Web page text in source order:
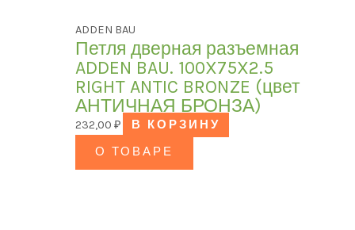
ADDEN BAU
Петля дверная разъемная
ADDEN BAU. 100X75X2.5
RIGHT ANTIC BRONZE (цвет
АНТИЧНАЯ БРОНЗА)
232,00₽
В КОРЗИНУ
О ТОВАРЕ